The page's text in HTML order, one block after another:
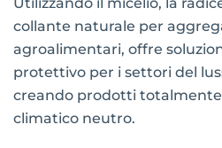
collante naturale per
agroalimentari, offre
protettivo per i settori del
creando prodotti
climatico neutro.